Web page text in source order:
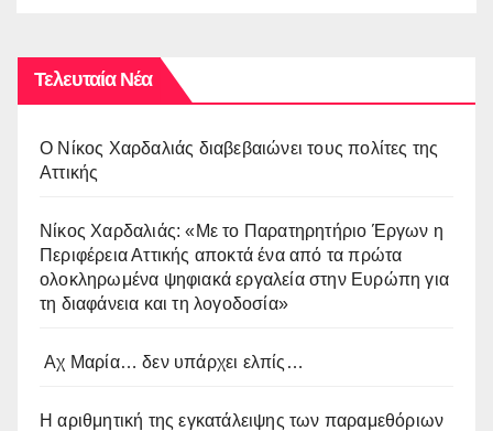
Τελευταία Νέα
O Νίκος Χαρδαλιάς διαβεβαιώνει τους πολίτες της
Αττικής
Νίκος Χαρδαλιάς: «Με το Παρατηρητήριο Έργων η
Περιφέρεια Αττικής αποκτά ένα από τα πρώτα
ολοκληρωμένα ψηφιακά εργαλεία στην Ευρώπη για
τη διαφάνεια και τη λογοδοσία»
Αχ Μαρία… δεν υπάρχει ελπίς…
Η αριθμητική της εγκατάλειψης των παραμεθόριων